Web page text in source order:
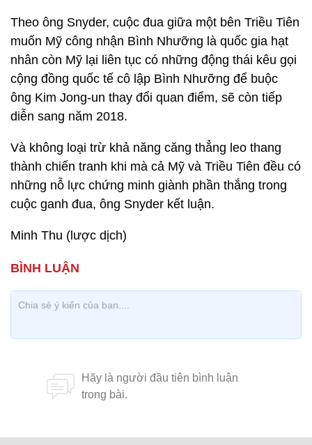
Theo ông Snyder, cuộc đua giữa một bên Triều Tiên
muốn Mỹ công nhận Bình Nhưỡng là quốc gia hạt
nhân còn Mỹ lại liên tục có những động thái kêu gọi
cộng đồng quốc tế cô lập Bình Nhưỡng để buộc
ông Kim Jong-un thay đổi quan điểm, sẽ còn tiếp
diễn sang năm 2018.
Và không loại trừ khả năng căng thẳng leo thang
thành chiến tranh khi mà cả Mỹ và Triều Tiên đều có
những nỗ lực chứng minh giành phần thắng trong
cuộc ganh đua, ông Snyder kết luận.
Minh Thu (lược dịch)